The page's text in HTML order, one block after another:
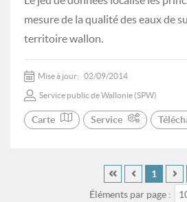
mesure de la qualité des eaux de
territoire wallon.
Mise à jour: 02/09/2014
Service public de Wallonie (SPW)
Carte Service
Éléments par page :
1